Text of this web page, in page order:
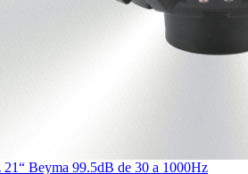
Beyma 99.5dB de 30 a 1000Hz